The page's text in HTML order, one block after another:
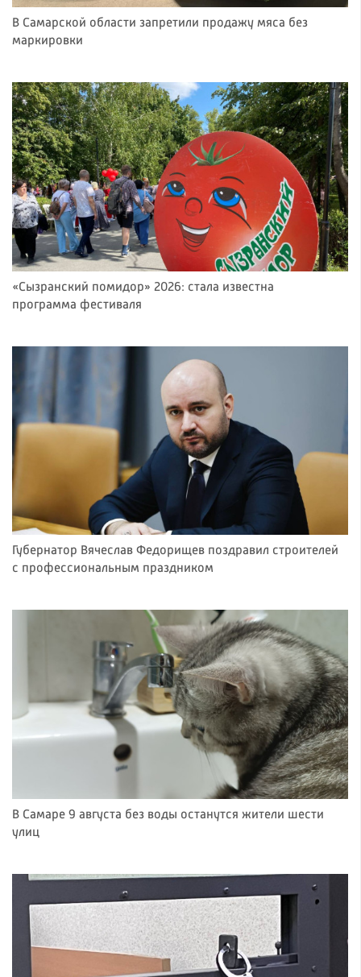
В Самарской области запретили продажу мяса без
маркировки
«Сызранский помидор» 2026: стала известна
программа фестиваля
Губернатор Вячеслав Федорищев поздравил строителей
с профессиональным праздником
В Самаре 9 августа без воды останутся жители шести
улиц